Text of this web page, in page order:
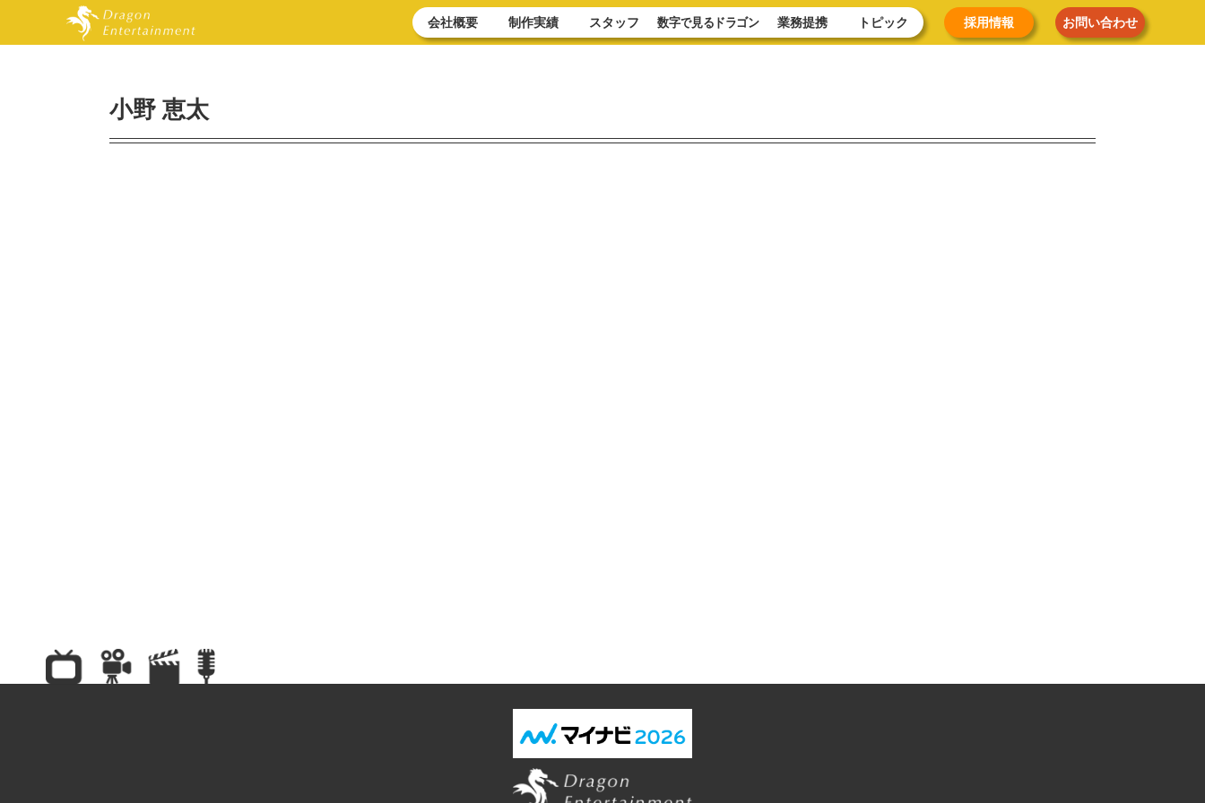
会社概要 制作実績 スタッフ 数字で見るドラゴン 業務提携 トピック 採用情報 お問い合わせ
小野 恵太